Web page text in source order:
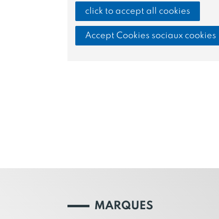
click to accept all cookies
Accept Cookies sociaux cookies
MARQUES